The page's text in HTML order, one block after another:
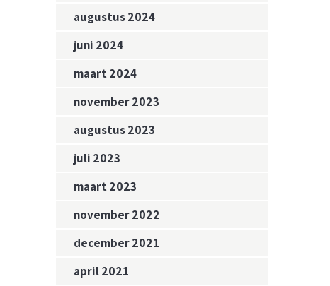
augustus 2024
juni 2024
maart 2024
november 2023
augustus 2023
juli 2023
maart 2023
november 2022
december 2021
april 2021